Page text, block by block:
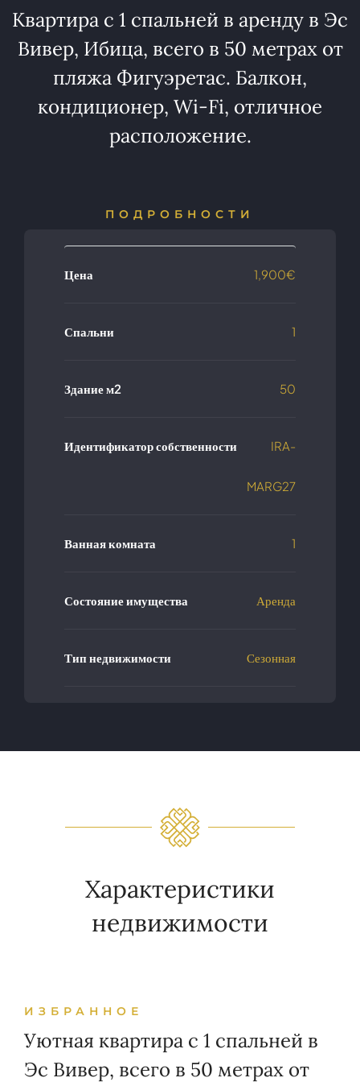
Квартира с 1 спальней в аренду в Эс
Вивер, Ибица, всего в 50 метрах от
пляжа Фигуэретас. Балкон,
кондиционер, Wi-Fi, отличное
расположение.
ПОДРОБНОСТИ
Цена 1,900€
Спальни 1
Здание м2 50
Идентификатор собственности IRA-
MARG27
Ванная комната 1
Состояние имущества Аренда
Тип недвижимости Сезонная
Характеристики
недвижимости
ИЗБРАННОЕ
Уютная квартира с 1 спальней в
Эс Вивер, всего в 50 метрах от